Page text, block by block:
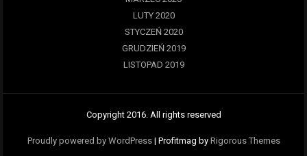
LUTY 2020
STYCZEŃ 2020
GRUDZIEŃ 2019
LISTOPAD 2019
Copyright 2016. All rights reserved
Proudly powered by WordPress | Profitmag by Rigorous Themes